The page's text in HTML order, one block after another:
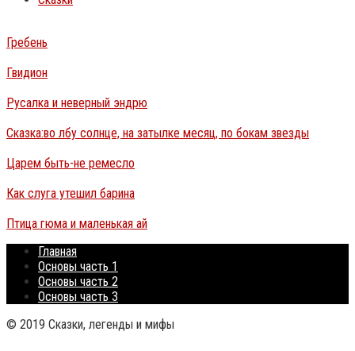
Гребень
Гвидион
Русалка и неверный эндрю
Сказка:во лбу солнце, на затылке месяц, по бокам звезды
Царем быть-не ремесло
Как слуга утешил барина
Птица гюма и маленькая ай
Главная
Основы часть 1
Основы часть 2
Основы часть 3
© 2019 Сказки, легенды и мифы